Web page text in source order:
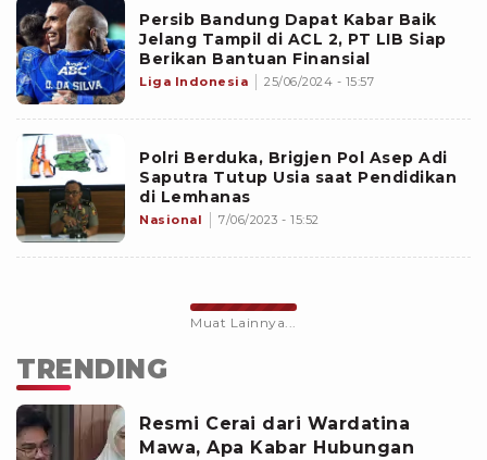
Persib Bandung Dapat Kabar Baik
Jelang Tampil di ACL 2, PT LIB Siap
Berikan Bantuan Finansial
Liga Indonesia 25/06/2024 - 15:57
Polri Berduka, Brigjen Pol Asep Adi
Saputra Tutup Usia saat Pendidikan
di Lemhanas
Nasional 7/06/2023 - 15:52
Muat Lainnya...
TRENDING
Resmi Cerai dari Wardatina
Mawa, Apa Kabar Hubungan